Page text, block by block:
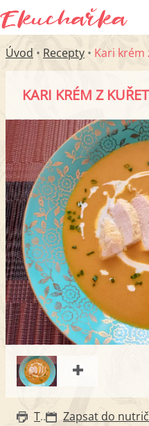
Úvod • Recepty • Kari krém
KARI KRÉM Z
Tisk